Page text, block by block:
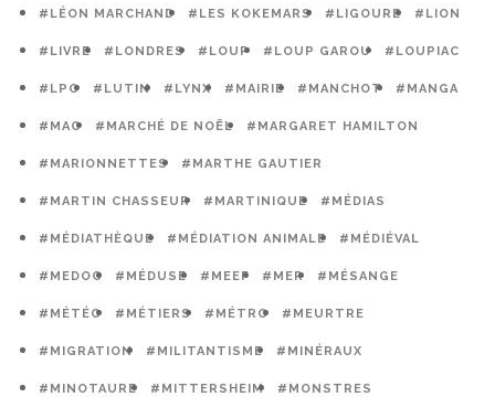
#LÉON MARCHAND #LES KOKEMARS #LIGOURE #LION
#LIVRE #LONDRES #LOUP #LOUP GAROU #LOUPIAC
#LPO #LUTIN #LYNX #MAIRIE #MANCHOT #MANGA
#MAO #MARCHÉ DE NOËL #MARGARET HAMILTON
#MARIONNETTES #MARTHE GAUTIER
#MARTIN CHASSEUR #MARTINIQUE #MÉDIAS
#MÉDIATHÈQUE #MÉDIATION ANIMALE #MÉDIÉVAL
#MEDOC #MÉDUSE #MEEF #MER #MÉSANGE
#MÉTÉO #MÉTIERS #MÉTRO #MEURTRE
#MIGRATION #MILITANTISME #MINÉRAUX
#MINOTAURE #MITTERSHEIM #MONSTRES